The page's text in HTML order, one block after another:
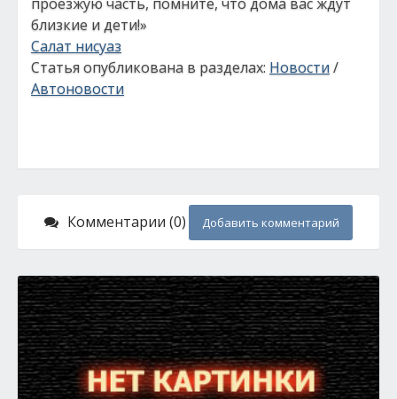
близкие и дети!»
Салат нисуаз
Статья опубликована в разделах: Новости/
Автоновости
Комментарии (0) Добавить комментарий